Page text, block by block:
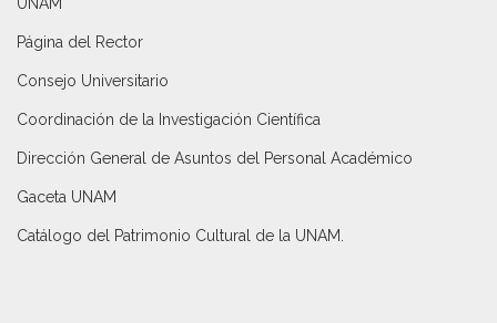
Página del Rector
Consejo Universitario
Coordinación de la Investigación Científica
Dirección General de Asuntos del Personal Académico
Gaceta UNAM
Catálogo del Patrimonio Cultural de la UNAM.